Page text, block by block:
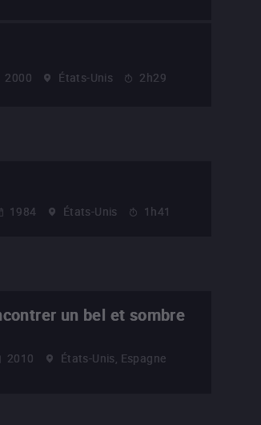
2000 États-Unis 2h29
1984 États-Unis 1h41
un bel et sombre
2010
États-Unis, Espagne